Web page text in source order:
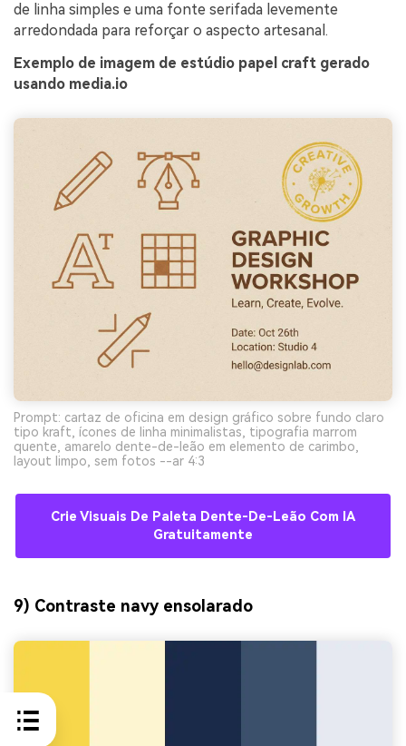
de linha simples e uma fonte serifada levemente
arredondada para reforçar o aspecto artesanal.
Exemplo de imagem de estúdio papel craft gerado
usando media.io
Prompt: cartaz de oficina em design gráfico sobre fundo claro
tipo kraft, ícones de linha minimalistas, tipografia marrom
quente, amarelo dente-de-leão em elemento de carimbo,
layout limpo, sem fotos --ar 4:3
Crie Visuais De Paleta Dente-De-Leão Com IA
Gratuitamente
9) Contraste navy ensolarado